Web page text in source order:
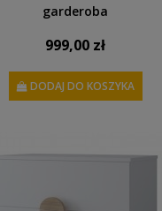
garderoba
999,00 zł
DODAJ DO KOSZYKA